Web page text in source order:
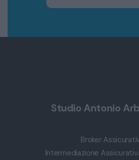
Studio Antonio
Broker
Intermediazione